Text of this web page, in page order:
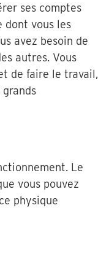
ses comptes
dont vous les
avez besoin de
autres. Vous
de faire le travail,
Le
vous pouvez
physique